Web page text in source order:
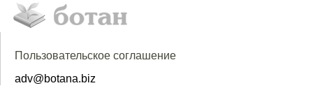
Пользовательское соглашение
adv@botana.biz